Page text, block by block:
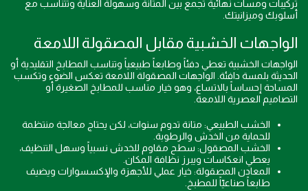
تركيبات ومسات نهائية تجمع بين المتانة وسهولة العناية وتتناسب مع
أسلوبك وميزانيتك.
الواجهات الخشبية مقابل المصقولة اللامعة
الواجهات الخشبية تعطي دفئاً وطابعاً طبيعياً وتناسب المطابخ التقليدية أو
الحديثة بلمسة دافئة. الواجهات المصقولة اللامعة تعكس الضوء وتكسب
المساحة إحساساً بالاتساع، وهو خيار مناسب للمطابخ الصغيرة أو
التصاميم العصرية اللامعة.
الخشب الطبيعي: متانة تدوم سنوات، لكن يحتاج معالجة منتظمة
للحماية من الخدش والرطوبة.
الخشب المصقول: سطح مقاوم للخدش نسبياً وسهل التنظيف،
يعطي انعكاسات ويبرز نظافة المكان.
المعادن المصقولة: خيار عملي للأجهزة والإكسسوارات ويضيف
طابعاً صناعيّاً للمطبخ.